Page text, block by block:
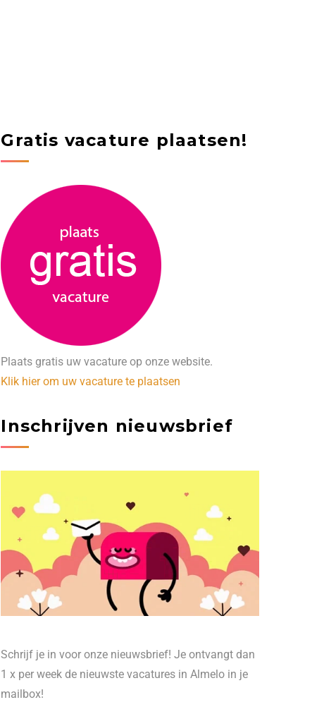
Gratis vacature plaatsen!
Plaats gratis uw vacature op onze website.
Klik hier om uw vacature te plaatsen
Inschrijven nieuwsbrief
Schrijf je in voor onze nieuwsbrief! Je ontvangt dan
1 x per week de nieuwste vacatures in Almelo in je
mailbox!